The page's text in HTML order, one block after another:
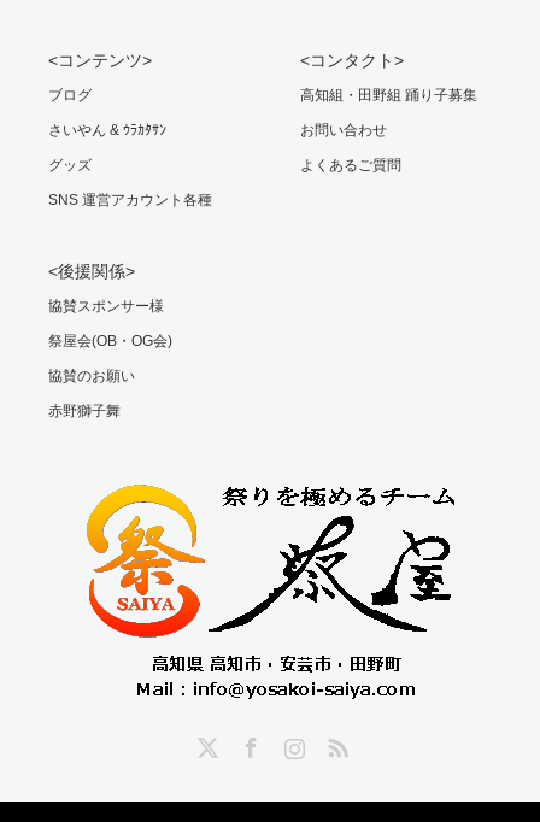
<コンテンツ>
ブログ
さいやん & ｳﾗｶﾀｻﾝ
グッズ
SNS 運営アカウント各種
<コンタクト>
高知組・田野組 踊り子募集
お問い合わせ
よくあるご質問
<後援関係>
協賛スポンサー様
祭屋会(OB・OG会)
協賛のお願い
赤野獅子舞
Instagram
RSS